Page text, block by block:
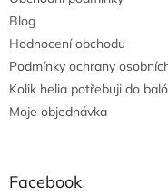
Blog
Hodnocení obchodu
Podmínky ochrany
Kolik helia potřebuji do
Moje objednávka
Facebook